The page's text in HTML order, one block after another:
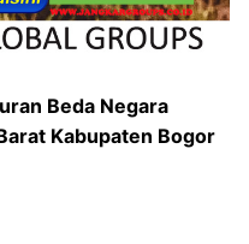
Beda Negara
Kabupaten Bogor